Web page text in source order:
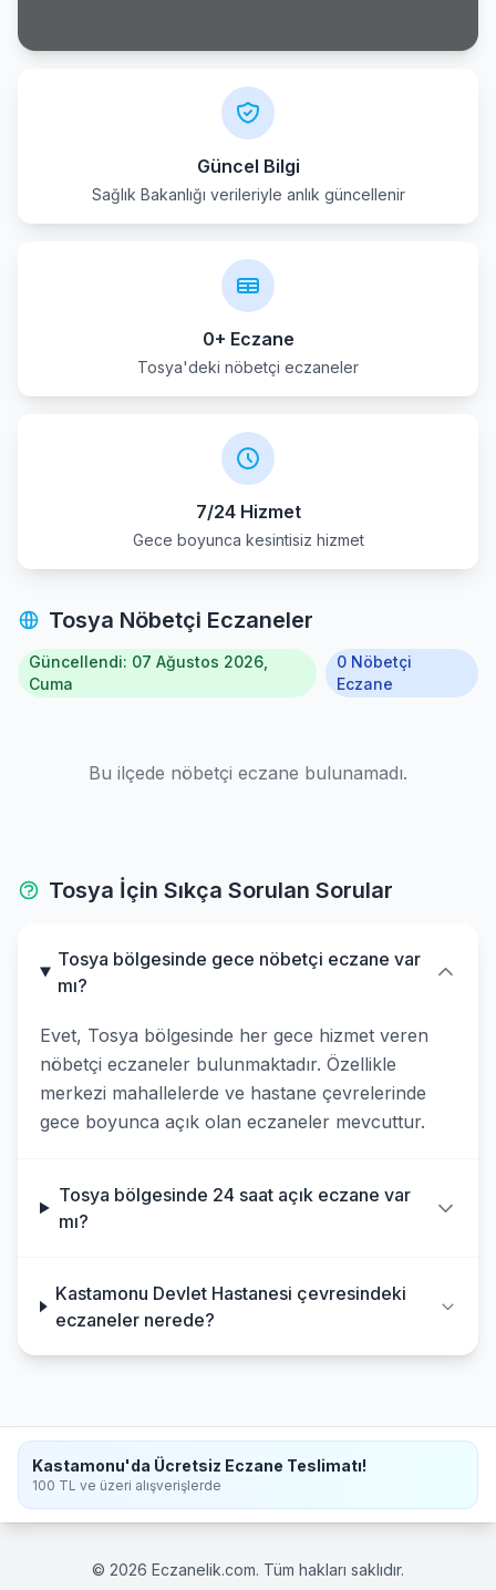
Taskopru
Güncel Bilgi
Sağlık Bakanlığı verileriyle anlık güncellenir
0+ Eczane
Tosya'deki nöbetçi eczaneler
7/24 Hizmet
Gece boyunca kesintisiz hizmet
Tosya Nöbetçi Eczaneler
Güncellendi: 07 Ağustos 2026,
Cuma
0 Nöbetçi
Eczane
Bu ilçede nöbetçi eczane bulunamadı.
Tosya İçin Sıkça Sorulan Sorular
Tosya bölgesinde gece nöbetçi eczane var
mı?
Evet, Tosya bölgesinde her gece hizmet veren
nöbetçi eczaneler bulunmaktadır. Özellikle
merkezi mahallelerde ve hastane çevrelerinde
gece boyunca açık olan eczaneler mevcuttur.
Tosya bölgesinde 24 saat açık eczane var
mı?
Kastamonu Devlet Hastanesi çevresindeki
eczaneler nerede?
Kastamonu'da Ücretsiz Eczane Teslimatı!
100 TL ve üzeri alışverişlerde
© 2026 Eczanelik.com. Tüm hakları saklıdır.